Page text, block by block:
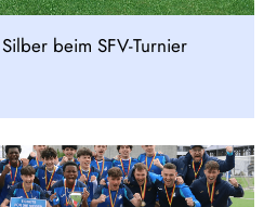
beim SFV-Turnier